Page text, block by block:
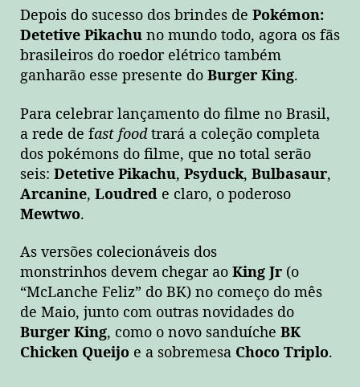
Depois do sucesso dos brindes de Pokémon:
Detetive Pikachu no mundo todo, agora os fãs
brasileiros do roedor elétrico também
ganharão esse presente do Burger King.
Para celebrar lançamento do filme no Brasil,
a rede de fast foodtrará a coleção completa
dos pokémons do filme, que no total serão
seis: Detetive Pikachu, Psyduck, Bulbasaur,
Arcanine, Loudred e claro, o poderoso
Mewtwo.
As versões colecionáveis dos
monstrinhos devem chegar ao King Jr (o
“McLanche Feliz” do BK) no começo do mês
de Maio, junto com outras novidades do
Burger King, como o novo sanduíche BK
Chicken Queijo e a sobremesa Choco Triplo.